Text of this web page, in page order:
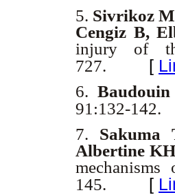
5. Sivrikoz
Cengiz B,
injury of
727.
[
6.
91:132-142.
7.
Albertine
145.
[